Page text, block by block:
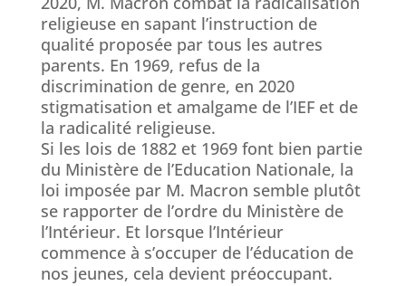
religieuse en sapant l’instruction de
qualité proposée par tous les autres
parents. En 1969, refus de la
discrimination de genre, en 2020
stigmatisation et amalgame de l’IEF et de
la radicalité religieuse.
Si les lois de 1882 et 1969 font bien partie
du Ministère de l’Education Nationale, la
loi imposée par M. Macron semble plutôt
se rapporter de l’ordre du Ministère de
l’Intérieur. Et lorsque l’Intérieur
commence à s’occuper de l’éducation de
nos jeunes, cela devient préoccupant.